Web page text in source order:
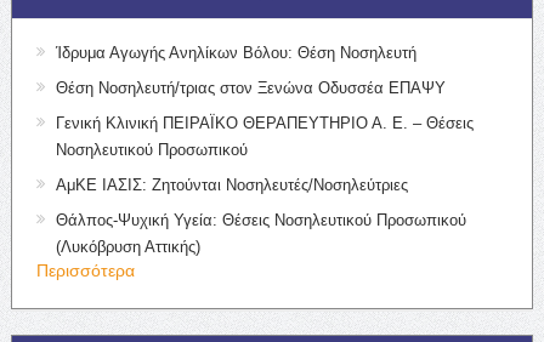
Ίδρυμα Αγωγής Ανηλίκων Βόλου: Θέση Νοσηλευτή
Θέση Νοσηλευτή/τριας στον Ξενώνα Οδυσσέα ΕΠΑΨΥ
Γενική Κλινική ΠΕΙΡΑΪΚΟ ΘΕΡΑΠΕΥΤΗΡΙΟ Α. Ε. – Θέσεις
Νοσηλευτικού Προσωπικού
ΑμΚΕ ΙΑΣΙΣ: Ζητούνται Νοσηλευτές/Νοσηλεύτριες
Θάλπος-Ψυχική Υγεία: Θέσεις Νοσηλευτικού Προσωπικού
(Λυκόβρυση Αττικής)
Περισσότερα